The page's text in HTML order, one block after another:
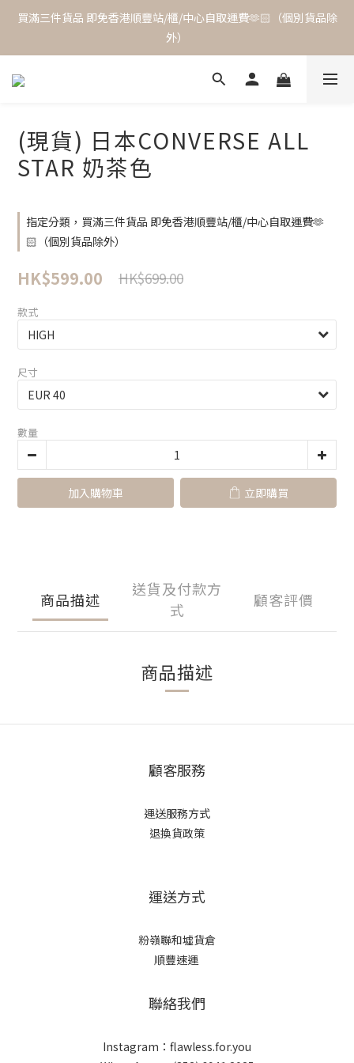
買滿三件貨品 即免香港順豐站/櫃/中心自取運費🫶🏻（個別貨品除
外）
(現貨) 日本CONVERSE ALL
STAR 奶茶色
指定分類，買滿三件貨品 即免香港順豐站/櫃/中心自取運費🫶
🏻（個別貨品除外）
HK$599.00 HK$699.00
款式
尺寸
數量
加入購物車 立即購買
商品描述
送貨及付款方
式
顧客評價
商品描述
顧客服務
運送服務方式
退換貨政策
運送方式
粉嶺聯和墟貨倉
順豐速運
聯絡我們
Instagram：flawless.for.you